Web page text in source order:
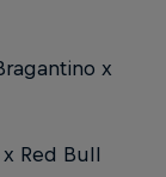
x
Red Bull